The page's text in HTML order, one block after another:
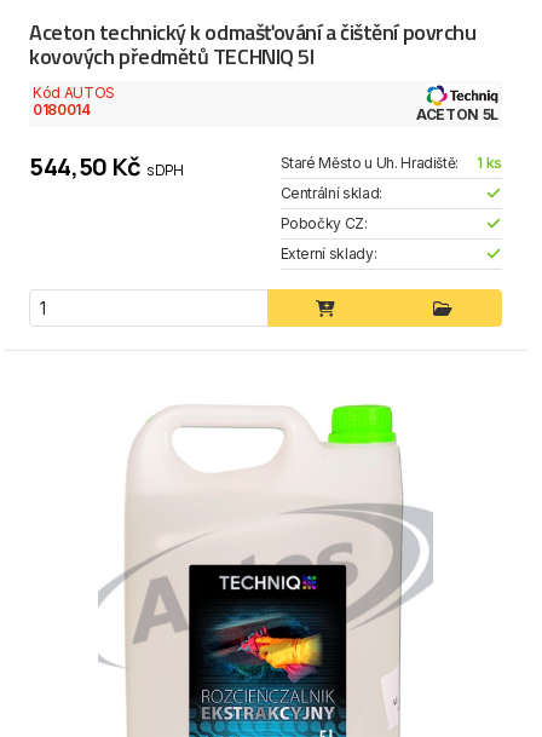
Aceton technický k odmašťování a čištění povrchu
kovových předmětů TECHNIQ 5l
Kód AUTOS
0180014
ACETON 5L
544,50 Kč s DPH Staré Město u Uh. Hradiště:
1 ks
Centrální sklad:
Pobočky CZ:
Externí sklady: